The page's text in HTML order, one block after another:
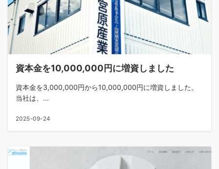
資本金を10,000,000円に増資しました
資本金を3,000,000円から10,000,000円に増資しました。
当社は、...
2025-09-24